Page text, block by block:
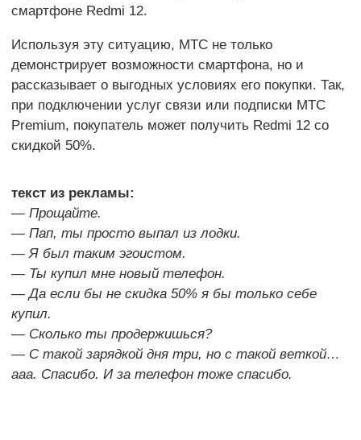
смартфоне Redmi 12.
Используя эту ситуацию, МТС не только
демонстрирует возможности смартфона, но и
рассказывает о выгодных условиях его покупки. Так,
при подключении услуг связи или подписки МТС
Premium, покупатель может получить Redmi 12 со
скидкой 50%.
текст из рекламы:
— Прощайте.
— Пап, ты просто выпал из лодки.
— Я был таким эгоистом.
— Ты купил мне новый телефон.
— Да если бы не скидка 50% я бы только себе
купил.
— Сколько ты продержишься?
— С такой зарядкой дня три, но с такой веткой…
ааа. Спасибо. И за телефон тоже спасибо.